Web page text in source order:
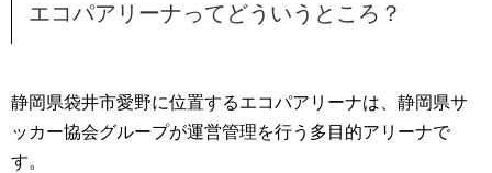
エコパアリーナってどういうところ？
静岡県袋井市愛野に位置するエコパアリーナは、静岡県サ
ッカー協会グループが運営管理を行う多目的アリーナで
す。